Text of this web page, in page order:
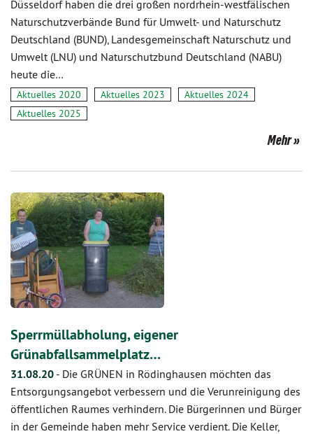
Düsseldorf haben die drei großen nordrhein-westfälischen
Naturschutzverbände Bund für Umwelt- und Naturschutz
Deutschland (BUND), Landesgemeinschaft Naturschutz und
Umwelt (LNU) und Naturschutzbund Deutschland (NABU)
heute die…
Aktuelles 2020 Aktuelles 2023
Aktuelles 2024
Aktuelles 2025
Mehr
Sperrmüllabholung, eigener
Grünabfallsammelplatz…
31.08.20 - Die GRÜNEN in Rödinghausen möchten das
Entsorgungsangebot verbessern und die Verunreinigung des
öffentlichen Raumes verhindern. Die Bürgerinnen und Bürger
in der Gemeinde haben mehr Service verdient. Die Keller,